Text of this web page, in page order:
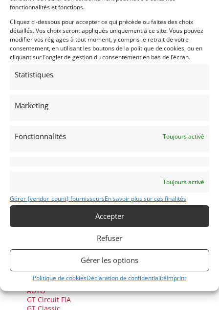
fonctionnalités et fonctions.
Cliquez ci-dessous pour accepter ce qui précède ou faites des choix
détaillés. Vos choix seront appliqués uniquement à ce site. Vous pouvez
modifier vos réglages à tout moment, y compris le retrait de votre
consentement, en utilisant les boutons de la politique de cookies, ou en
cliquant sur l’onglet de gestion du consentement en bas de l’écran.
Statistiques
Marketing
Fonctionnalités Toujours activé
Toujours activé
Gérer {vendor_count} fournisseursEn savoir plus sur ces finalités
Accepter
Refuser
Gérer les options
Politique de cookiesDéclaration de confidentialitéImprint
Cette voiture est disponible à une fraction de son
coût de construction.
Immatriculée aux Pays-Bas
Partager cette annonce
Voir les 132 annonces deMike VAN THIEL
Publié: 12 juin 2023 (il y a 3 ans)
AUTO
GT Circuit FIA